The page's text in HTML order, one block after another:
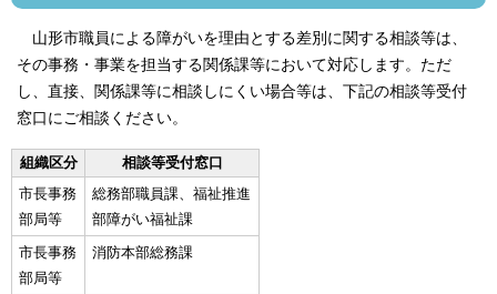
山形市職員による障がいを理由とする差別に関する相談等は、
その事務・事業を担当する関係課等において対応します。ただ
し、直接、関係課等に相談しにくい場合等は、下記の相談等受付
窓口にご相談ください。
組織区分
相談等受付窓口
市長事務
部局等
総務部職員課、福祉推進
部障がい福祉課
市長事務
部局等
消防本部総務課